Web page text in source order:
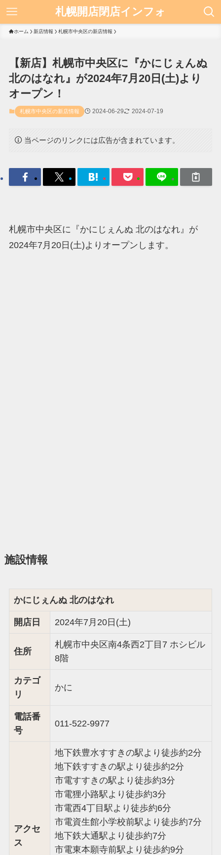
札幌開店閉店インフォ
ホーム 新店情報 札幌市中央区の新店情報
【新店】札幌市中央区に『かにじぇんぬ
北のはなれ』が2024年7月20日(土)より
オープン！
札幌市中央区の新店情報 2024-06-29 2024-07-19
当ページのリンクには広告が含まれています。
札幌市中央区に『かにじぇんぬ 北のはなれ』が
2024年7月20日(土)よりオープンします。
施設情報
かにじぇんぬ 北のはなれ
開店日 2024年7月20日(土)
住所
札幌市中央区南4条西2丁目7 ホシビル
8階
カテゴ
リ
かに
電話番
号
011-522-9977
アクセ
ス
地下鉄豊水すすきの駅より徒歩約2分
地下鉄すすきの駅より徒歩約2分
市電すすきの駅より徒歩約3分
市電狸小路駅より徒歩約3分
市電西4丁目駅より徒歩約6分
市電資生館小学校前駅より徒歩約7分
地下鉄大通駅より徒歩約7分
市電東本願寺前駅より徒歩約9分